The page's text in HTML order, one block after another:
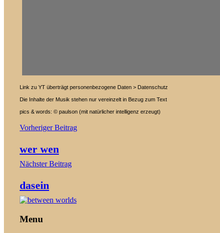
Link zu YT überträgt personenbezogene Daten > Datenschutz
Die Inhalte der Musik stehen nur vereinzelt in Bezug zum Text
pics & words: © paulson (mit natürlicher intelligenz erzeugt)
Beitragsnavigation
Vorheriger Beitrag
wer wen
Nächster Beitrag
dasein
Menu